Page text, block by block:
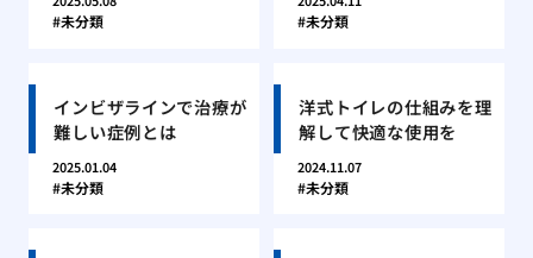
未分類 未分類
インビザラインで治療が
難しい症例とは
2025.01.04
未分類
洋式トイレの仕組みを理
解して快適な使用を
2024.11.07
未分類